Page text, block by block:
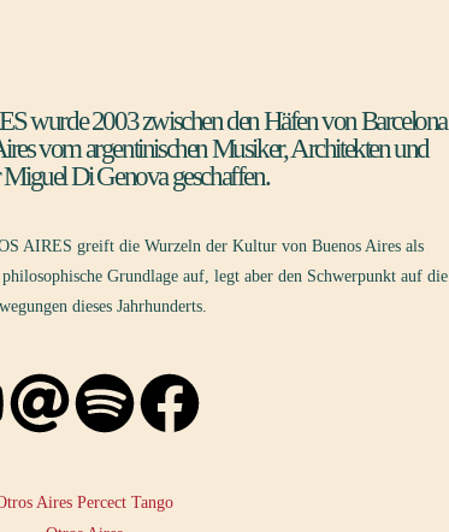
wurde 2003 zwischen den Häfen von Barcelona
vom argentinischen Musiker, Architekten und
Di Genova geschaffen.
AIRES greift die Wurzeln der Kultur von Buenos Aires als
Grundlage auf, legt aber den Schwerpunkt auf die
dieses Jahrhunderts.